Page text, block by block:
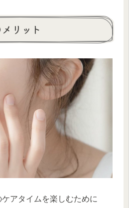
リット
アタイムを楽しむために